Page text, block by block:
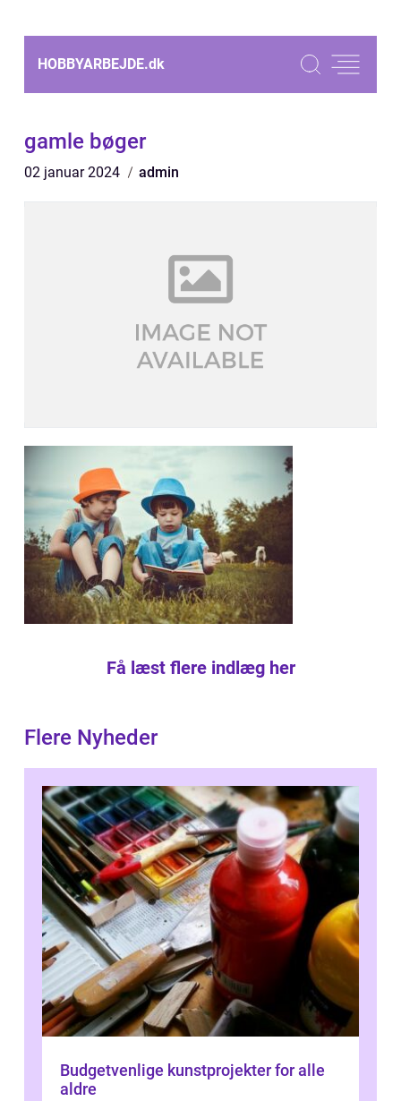
HOBBYARBEJDE.dk
gamle bøger
02 januar 2024 admin
Få læst flere indlæg her
Flere Nyheder
Budgetvenlige kunstprojekter for alle
aldre